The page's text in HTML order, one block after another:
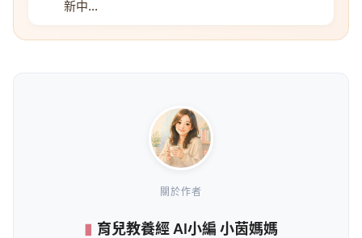
新中...
關於作者
育兒教養經 AI小編 小茵媽媽